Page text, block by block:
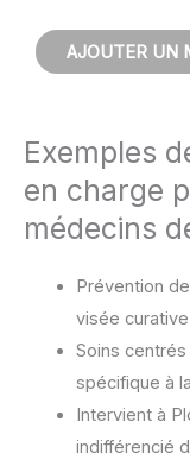
AJOUTER UN
Exemples
en charge
médecins
Prévention
visée
Soins
spécifique à
Intervient à
indifférencié